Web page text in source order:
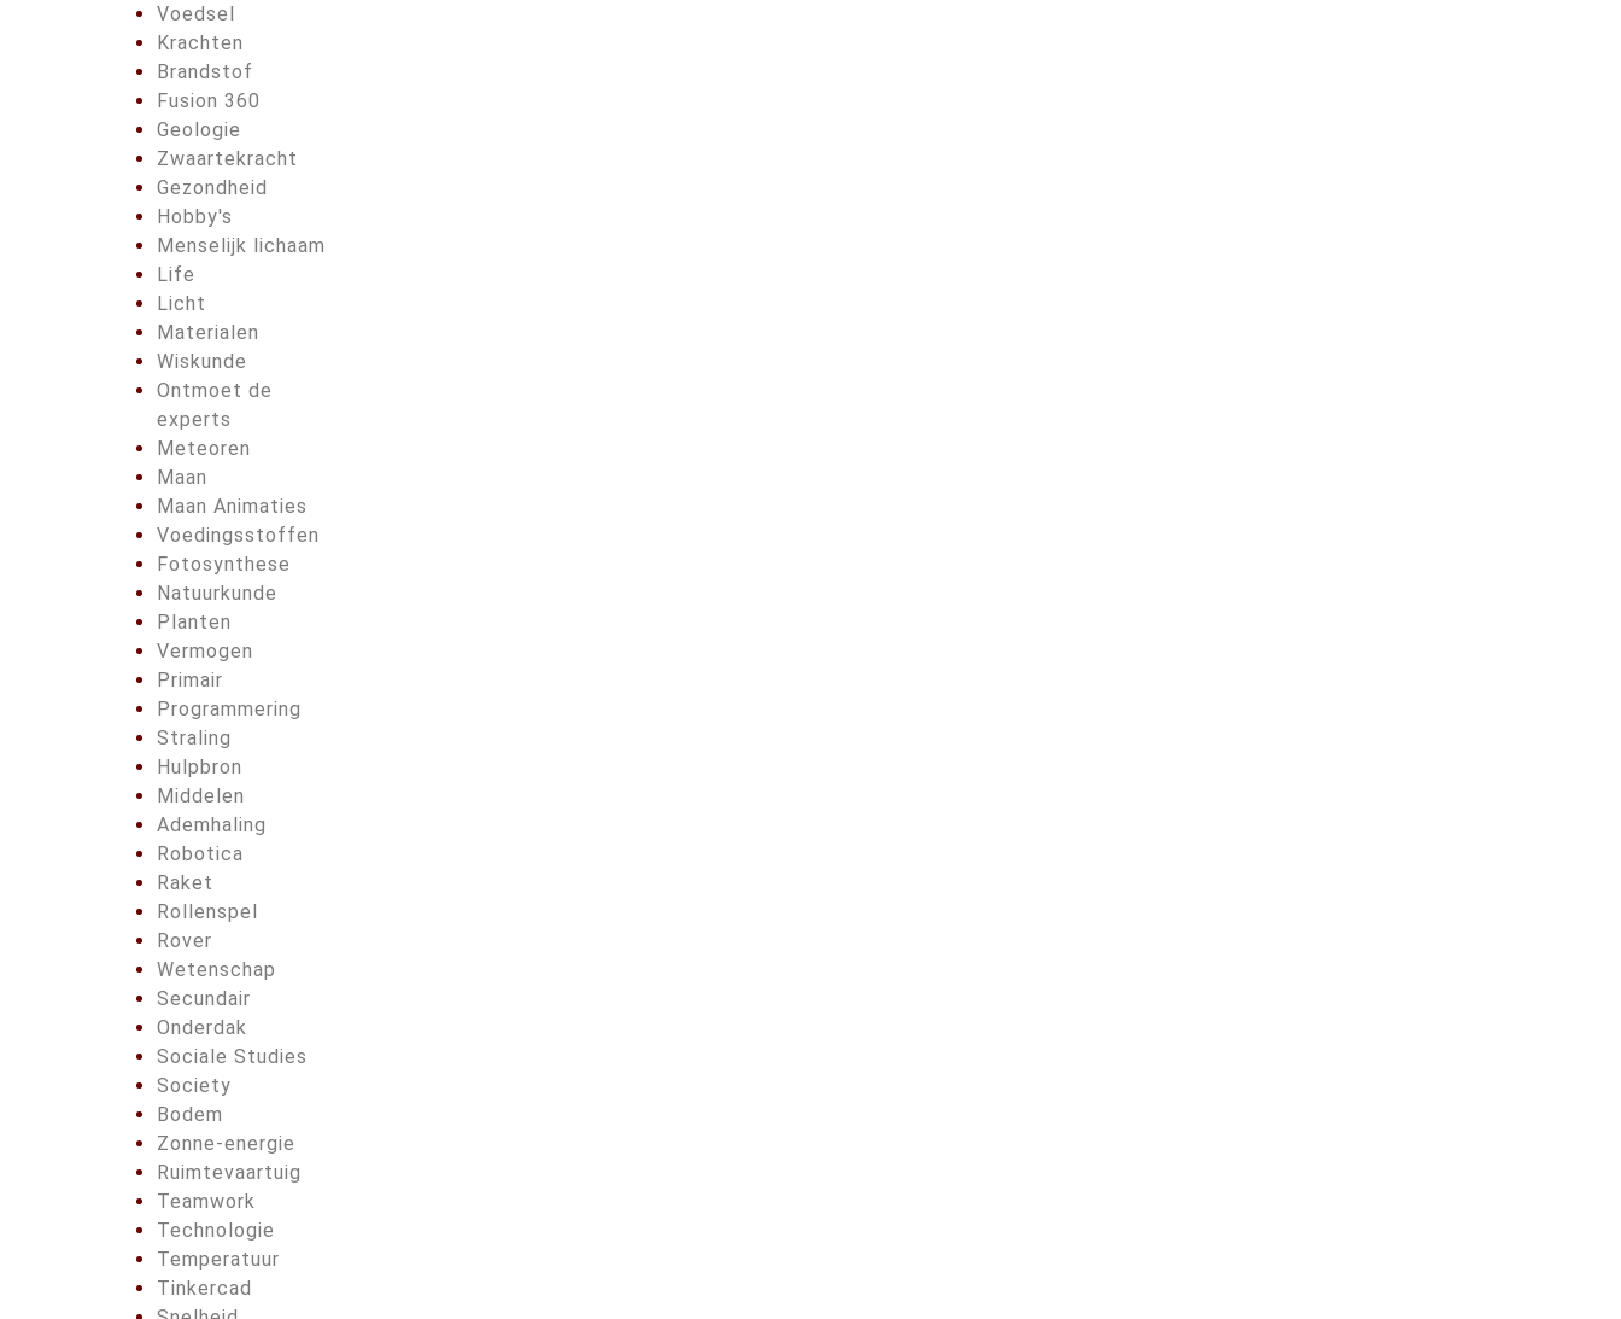
Voedsel
Krachten
Brandstof
Fusion 360
Geologie
Zwaartekracht
Gezondheid
Hobby's
Menselijk lichaam
Life
Licht
Materialen
Wiskunde
Ontmoet de
experts
Meteoren
Maan
Maan Animaties
Voedingsstoffen
Fotosynthese
Natuurkunde
Planten
Vermogen
Primair
Programmering
Straling
Hulpbron
Middelen
Ademhaling
Robotica
Raket
Rollenspel
Rover
Wetenschap
Secundair
Onderdak
Sociale Studies
Society
Bodem
Zonne-energie
Ruimtevaartuig
Teamwork
Technologie
Temperatuur
Tinkercad